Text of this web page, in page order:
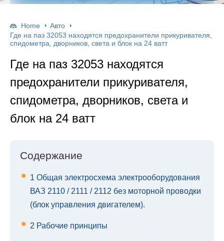
Home
Авто
Где на паз 32053 находятся предохранители прикуривателя,
спидометра, дворников, света и блок на 24 ватт
Где на паз 32053 находятся
предохранители прикуривателя,
спидометра, дворников, света и
блок на 24 ватт
Содержание
1 Общая электросхема электрооборудования
ВАЗ 2110 / 2111 / 2112 без моторной проводки
(блок управления двигателем).
2 Рабочие принципы